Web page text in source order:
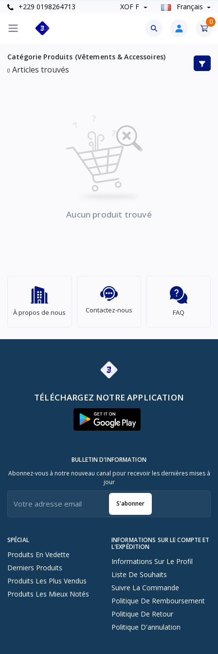
+229 0198264713 XOF F Français
0
Catégorie Produits (Vêtements & Accessoires)
0 Articles trouvés
Aucun produit trouvé
À propos de nous Contactez-nous FAQ
TÉLÉCHARGEZ NOTRE APPLICATION
SPÉCIAL
Produits En Vedette
Derniers Produits
Produits Les Plus Vendus
Produits Les Mieux Notés
INFORMATIONS SUR LE COMPTE ET
L'EXPÉDITION
Informations Sur Le Profil
Liste De Souhaits
Suivre La Commande
Politique De Remboursement
Politique De Retour
Politique D'annulation
BULLETIN D'INFORMATION
Abonnez-vous à notre nouveau canal pour recevoir les dernières mises à
jour
S'abonner